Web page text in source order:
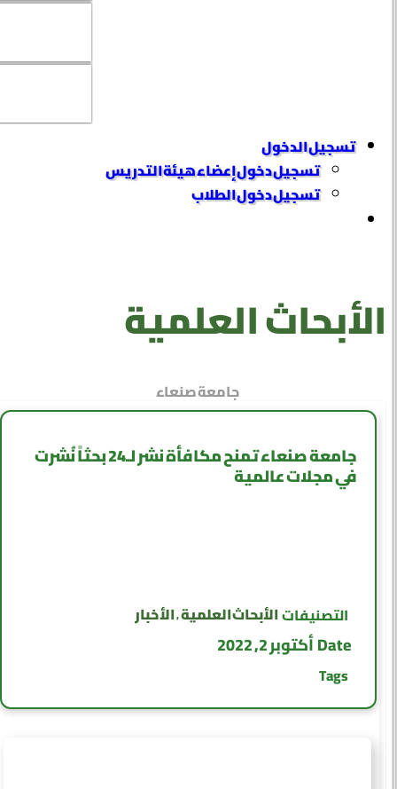
تسجيل الدخول
تسجيل دخول إعضاء هيئة التدريس
تسجيل دخول الطلاب
الأبحاث العلمية
جامعة صنعاء
جامعة صنعاء تمنح مكافأة نشر لـ24 بحثاً نُشرت
في مجلات عالمية
التصنيفات الأبحاث العلمية,الأخبار
Date أكتوبر 2, 2022
Tags